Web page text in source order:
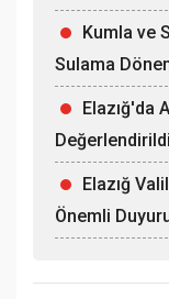
Kumla ve
Sulama
Elazığ'da
Değerlendirildi
Elazığ
Önemli